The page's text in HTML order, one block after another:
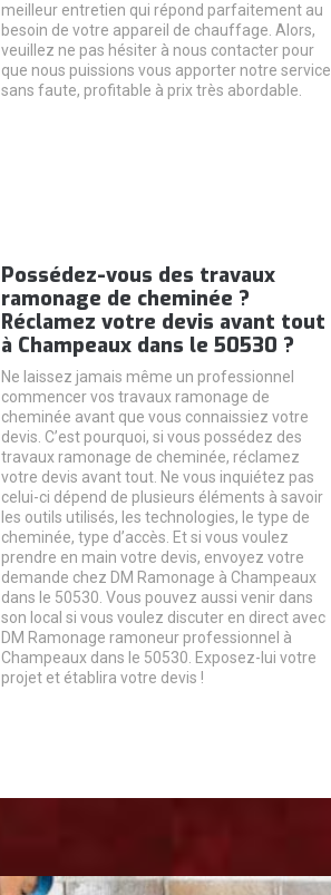
meilleur entretien qui répond parfaitement au
besoin de votre appareil de chauffage. Alors,
veuillez ne pas hésiter à nous contacter pour
que nous puissions vous apporter notre service
sans faute, profitable à prix très abordable.
Possédez-vous des travaux
ramonage de cheminée ?
Réclamez votre devis avant tout
à Champeaux dans le 50530 ?
Ne laissez jamais même un professionnel
commencer vos travaux ramonage de
cheminée avant que vous connaissiez votre
devis. C’est pourquoi, si vous possédez des
travaux ramonage de cheminée, réclamez
votre devis avant tout. Ne vous inquiétez pas
celui-ci dépend de plusieurs éléments à savoir
les outils utilisés, les technologies, le type de
cheminée, type d’accès. Et si vous voulez
prendre en main votre devis, envoyez votre
demande chez DM Ramonage à Champeaux
dans le 50530. Vous pouvez aussi venir dans
son local si vous voulez discuter en direct avec
DM Ramonage ramoneur professionnel à
Champeaux dans le 50530. Exposez-lui votre
projet et établira votre devis !